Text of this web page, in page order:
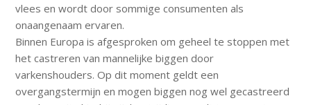
vlees en wordt door sommige consumenten als
onaangenaam ervaren.
Binnen Europa is afgesproken om geheel te stoppen met
het castreren van mannelijke biggen door
varkenshouders. Op dit moment geldt een
overgangstermijn en mogen biggen nog wel gecastreerd